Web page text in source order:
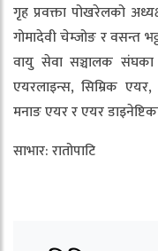
गृह प्रवक्ता पोखरेलको
गोमादेवी चेम्जोङ र वसन्त
वायु सेवा सञ्चालक संघका
एयरलाइन्स, सिम्रिक
मनाङ एयर र एयर
साभार: रातोपाटि